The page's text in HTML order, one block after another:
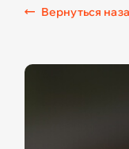
Вернуться